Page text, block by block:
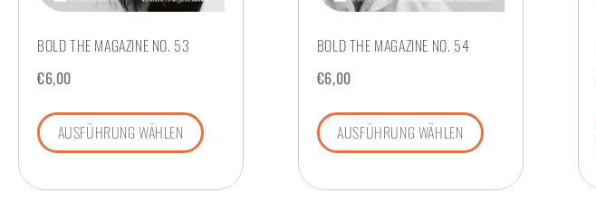
BOLD THE MAGAZINE NO. 53
€6,00
AUSFÜHRUNG WÄHLEN
BOLD THE MAGAZINE NO. 54
€6,00
AUSFÜHRUNG WÄHLEN